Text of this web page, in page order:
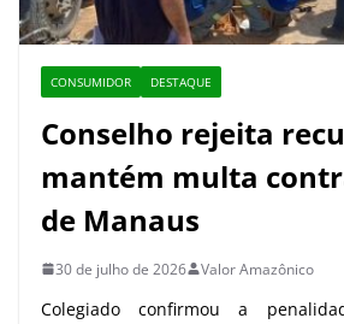
CONSUMIDOR DESTAQUE
Conselho rejeita
mantém multa
de Manaus
30 de julho de 2026 Valor Amazônico
Colegiado confirmou a